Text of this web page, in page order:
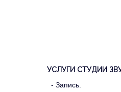
УСЛУГИ СТУДИИ
- Запись.